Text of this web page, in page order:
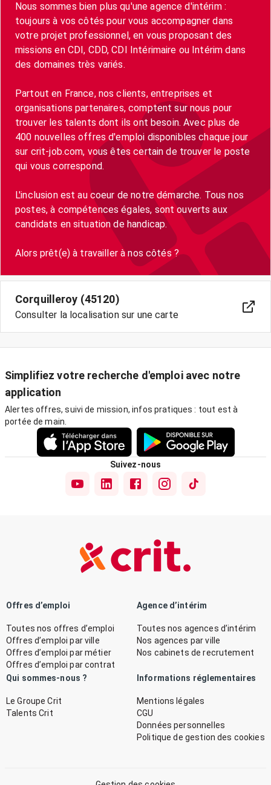
Nous sommes bien plus qu'une agence d'intérim :
toujours à vos côtés pour vous accompagner dans
votre projet professionnel, en vous proposant des
missions en CDI, CDD, CDI Intérimaire ou Intérim dans
des domaines très variés.
Partout en France, nos clients, entreprises et
organisations partenaires, comptent sur nous pour
trouver les talents dont ils ont besoin. Avec plus de
400 nouvelles offres d'emploi disponibles chaque jour
sur crit-job.com, vous êtes certain de trouver le poste
qui vous correspond.
L'inclusion est au coeur de notre démarche. Tous nos
postes, à compétences égales, sont ouverts aux
candidats en situation de handicap.
Alors prêt(e) à travailler à nos côtés ?
Corquilleroy (45120)
Consulter la localisation sur une carte
Simplifiez votre recherche d'emploi avec notre
application
Alertes offres, suivi de mission, infos pratiques : tout est à
portée de main.
Suivez-nous
Offres d’emploi
Toutes nos offres d’emploi
Offres d’emploi par ville
Offres d’emploi par métier
Offres d’emploi par contrat
Agence d’intérim
Toutes nos agences d’intérim
Nos agences par ville
Nos cabinets de recrutement
Qui sommes-nous ?
Le Groupe Crit
Talents Crit
Informations réglementaires
Mentions légales
CGU
Données personnelles
Politique de gestion des cookies